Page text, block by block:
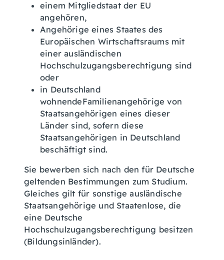
einem Mitgliedstaat der EU
angehören,
Angehörige eines Staates des
Europäischen Wirtschaftsraums mit
einer ausländischen
Hochschulzugangsberechtigung sind
oder
in Deutschland
wohnendeFamilienangehörige von
Staatsangehörigen eines dieser
Länder sind, sofern diese
Staatsangehörigen in Deutschland
beschäftigt sind.
Sie bewerben sich nach den für Deutsche
geltenden Bestimmungen zum Studium.
Gleiches gilt für sonstige ausländische
Staatsangehörige und Staatenlose, die
eine Deutsche
Hochschulzugangsberechtigung besitzen
(Bildungsinländer).